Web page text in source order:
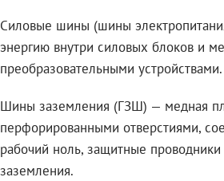
Силовые шины (шины
энергию внутри силовых блоков и
преобразовательными устройствами.
Шины заземления (ГЗШ) — медная
перфорированными отверстиями,
рабочий ноль, защитные
заземления.